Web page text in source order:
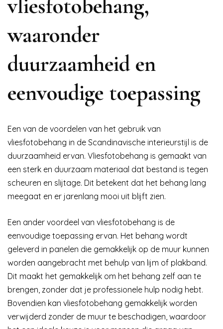
vliesfotobehang,
waaronder
duurzaamheid en
eenvoudige toepassing
Een van de voordelen van het gebruik van
vliesfotobehang in de Scandinavische interieurstijl is de
duurzaamheid ervan. Vliesfotobehang is gemaakt van
een sterk en duurzaam materiaal dat bestand is tegen
scheuren en slijtage. Dit betekent dat het behang lang
meegaat en er jarenlang mooi uit blijft zien.
Een ander voordeel van vliesfotobehang is de
eenvoudige toepassing ervan. Het behang wordt
geleverd in panelen die gemakkelijk op de muur kunnen
worden aangebracht met behulp van lijm of plakband.
Dit maakt het gemakkelijk om het behang zelf aan te
brengen, zonder dat je professionele hulp nodig hebt.
Bovendien kan vliesfotobehang gemakkelijk worden
verwijderd zonder de muur te beschadigen, waardoor